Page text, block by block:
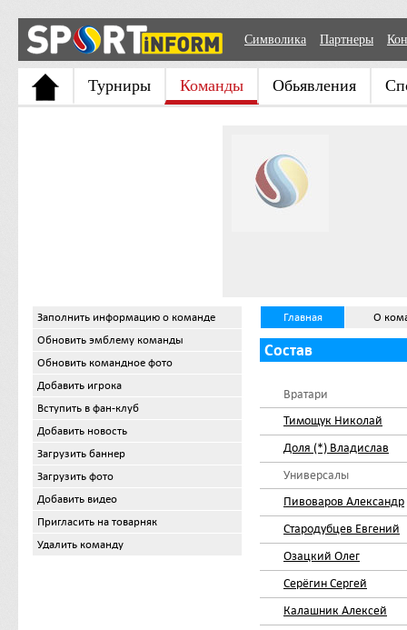
Символика Партнеры
Турниры Команды Обьявления
Заполнить информацию о команде
Обновить эмблему команды
Обновить командное фото
Добавить игрока
Вступить в фан-клуб
Добавить новость
Загрузить баннер
Загрузить фото
Добавить видео
Пригласить на товарняк
Удалить команду
Главная О
Состав
Вратари
Тимощук Николай
Доля (*) Владислав
Универсалы
Пивоваров Александр
Стародубцев Евгений
Озацкий Олег
Серёгин Сергей
Калашник Алексей